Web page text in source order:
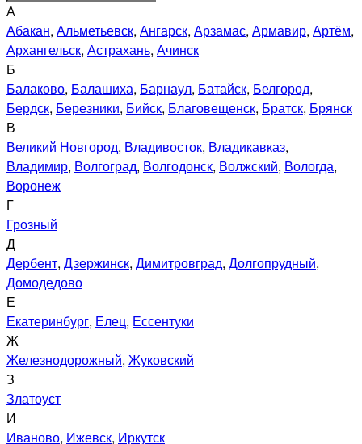
А
Абакан, Альметьевск, Ангарск, Арзамас, Армавир, Артём,
Архангельск, Астрахань, Ачинск
Б
Балаково, Балашиха, Барнаул, Батайск, Белгород,
Бердск, Березники, Бийск, Благовещенск, Братск, Брянск
В
Великий Новгород, Владивосток, Владикавказ,
Владимир, Волгоград, Волгодонск, Волжский, Вологда,
Воронеж
Г
Грозный
Д
Дербент, Дзержинск, Димитровград, Долгопрудный,
Домодедово
Е
Екатеринбург, Елец, Ессентуки
Ж
Железнодорожный, Жуковский
З
Златоуст
И
Иваново, Ижевск, Иркутск